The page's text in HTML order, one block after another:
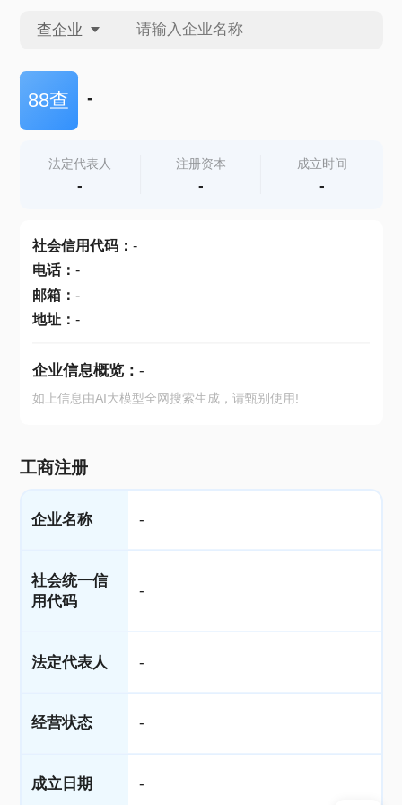
查企业
查企业
查产地
88查 -
法定代表人
-
注册资本
-
成立时间
-
社会信用代码： -
电话： -
邮箱： -
地址： -
企业信息概览： -
如上信息由AI大模型全网搜索生成，请甄别使用!
工商注册
企业名称 -
社会统一信
用代码
-
法定代表人 -
经营状态 -
成立日期 -